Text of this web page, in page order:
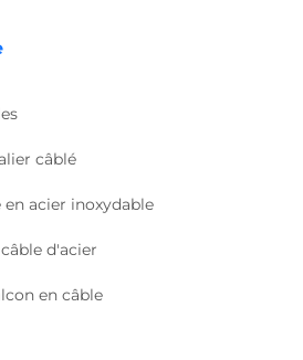
câblé
acier inoxydable
d'acier
en câble